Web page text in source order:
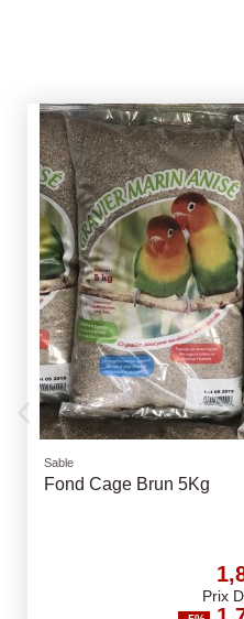
Détergents
Saniterpen Souffle
Prix